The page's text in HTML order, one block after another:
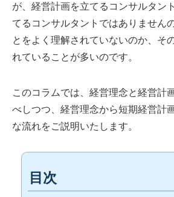
が、経営計画を立てるコンサルタン
てるコンサルタントではありません
とをよく理解されていないのか、そ
れていることが多いのです。
このコラムでは、経営理念と経営計
べしつつ、経営理念から短期経営計
な流れをご説明いたします。
目次